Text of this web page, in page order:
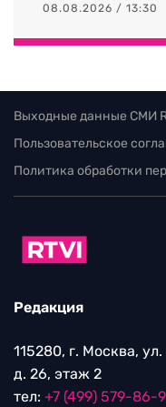
08.08.2026 / 13:30
Выходные данные СМИ
Пользовательское
Политика обработки
Редакция
115280, г. Москва,
д. 26, этаж 2
тел: +7 (499) 579-86-